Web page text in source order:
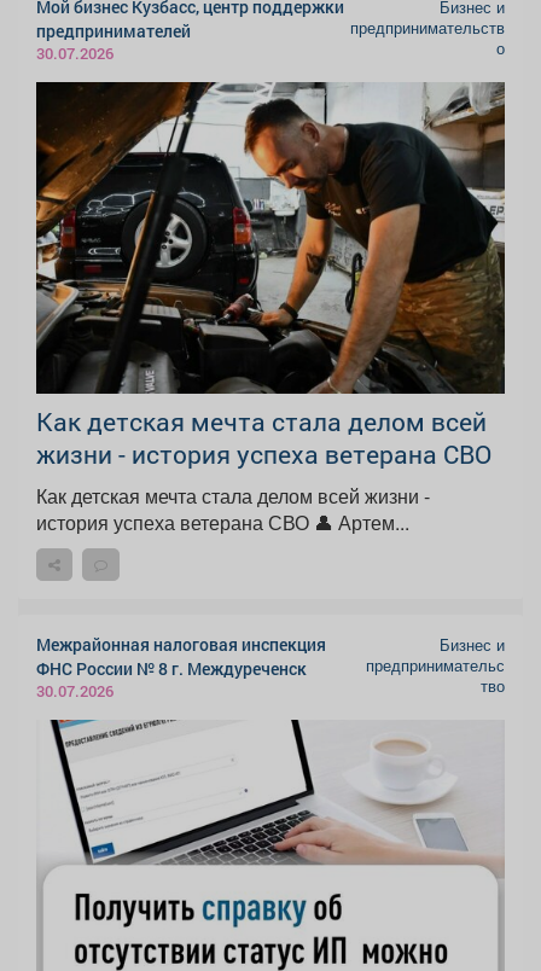
Мой бизнес Кузбасс, центр поддержки
предпринимателей
30.07.2026
Бизнес и
предпринимательств
о
Как детская мечта стала делом всей
жизни - история успеха ветерана СВО
Как детская мечта стала делом всей жизни -
история успеха ветерана СВО 👤 Артем...
Межрайонная налоговая инспекция
ФНС России № 8 г. Междуреченск
30.07.2026
Бизнес и
предпринимательс
тво